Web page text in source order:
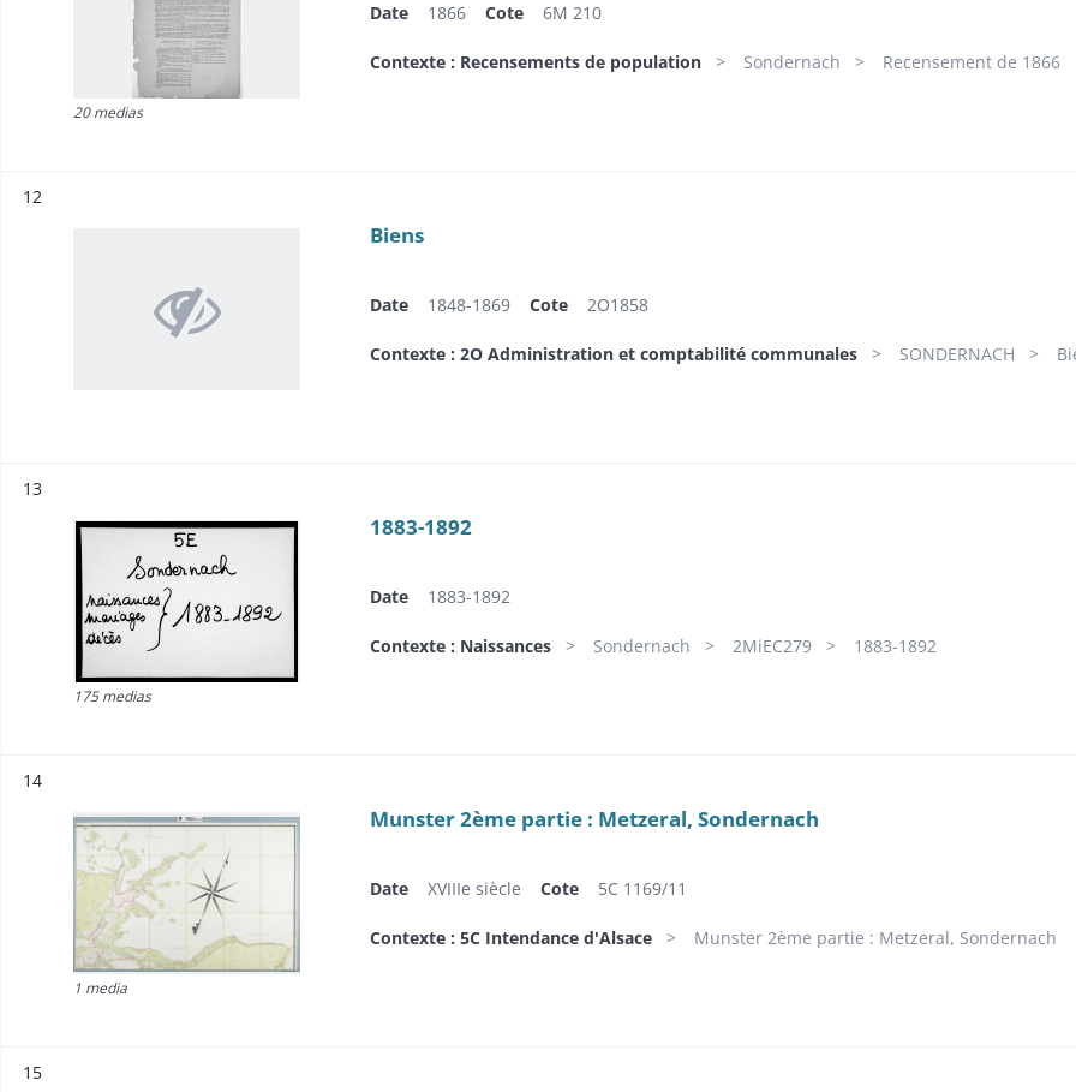
20 medias
Date 1866 Cote 6M 210
Contexte : Recensements de population Sondernach Recensement de 1866
12
Biens
Date 1848-1869 Cote 2O1858
Contexte : 2O Administration et comptabilité communales SONDERNACH
13
175 medias
1883-1892
Date 1883-1892
Contexte : Naissances Sondernach 2MiEC279 1883-1892
14
1 media
Munster 2ème partie : Metzeral, Sondernach
Date XVIIIe siècle Cote 5C 1169/11
Contexte : 5C Intendance d'Alsace Munster 2ème partie : Metzeral, Sondernach
15